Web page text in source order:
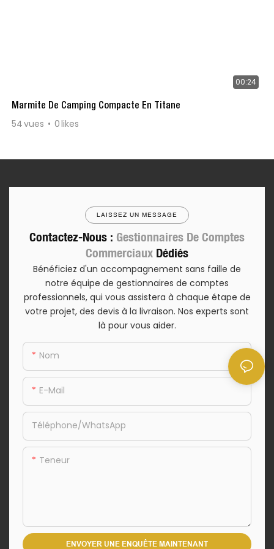
00:24
Marmite De Camping Compacte En Titane
54vues 0likes
LAISSEZ UN MESSAGE
Contactez-Nous : Gestionnaires De Comptes
Commerciaux Dédiés
Bénéficiez d'un accompagnement sans faille de
notre équipe de gestionnaires de comptes
professionnels, qui vous assistera à chaque étape de
votre projet, des devis à la livraison. Nos experts sont
là pour vous aider.
Nom
E-Mail
Téléphone/WhatsApp
Teneur
ENVOYER UNE ENQUÊTE MAINTENANT